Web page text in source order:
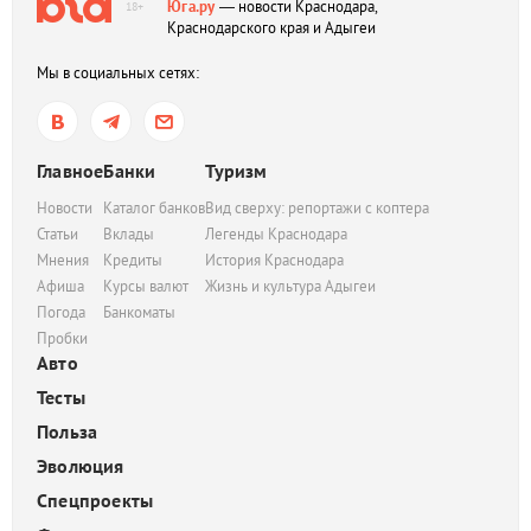
18+ Юга.ру— новости Краснодара,
Краснодарского края и Адыгеи
Мы в социальных сетях:
Главное
Новости
Статьи
Мнения
Афиша
Погода
Пробки
Банки
Каталог банков
Вклады
Кредиты
Курсы валют
Банкоматы
Туризм
Вид сверху: репортажи с коптера
Легенды Краснодара
История Краснодара
Жизнь и культура Адыгеи
Авто
Тесты
Польза
Эволюция
Спецпроекты